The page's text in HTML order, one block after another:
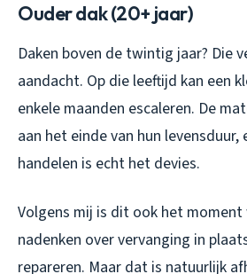
Ouder dak (20+ jaar)
Daken boven de twintig jaar? Die
aandacht. Op die leeftijd kan een
enkele maanden escaleren. De
aan het einde van hun
handelen is echt het devies.
Volgens mij is dit ook het
nadenken over vervanging in
repareren. Maar dat is natuurlijk